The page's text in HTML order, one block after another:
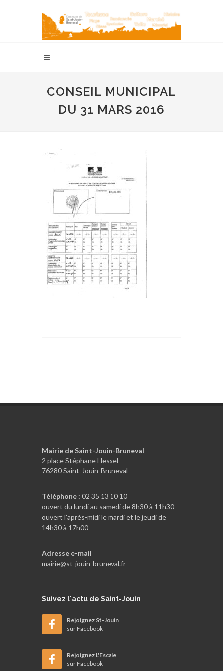
CONSEIL MUNICIPAL
DU 31 MARS 2016
Mairie de Saint-Jouin-Bruneval
2 place Stéphane Hessel
76280 Saint-Jouin-Bruneval
Téléphone : 02 35 13 10 10
ouvert du lundi au samedi de 8h30 à 11h30
ouvert l'après-midi le mardi et le jeudi de
14h30 à 17h00
Adresse e-mail
mairie@st-jouin-bruneval.fr
Suivez l'actu de Saint-Jouin
Rejoignez St-Jouin
sur Facebook
Rejoignez L'Escale
sur Facebook